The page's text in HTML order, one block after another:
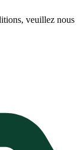
veuillez nous